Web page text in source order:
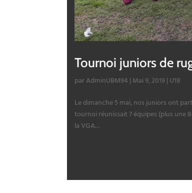
Tournoi juniors de
parAdminUBM94 | Mai 9, 2019| U18
Le dimanche 5 mai, nos juniors ont
tournoi réunissait 7 équipes (plus une
la VGA...